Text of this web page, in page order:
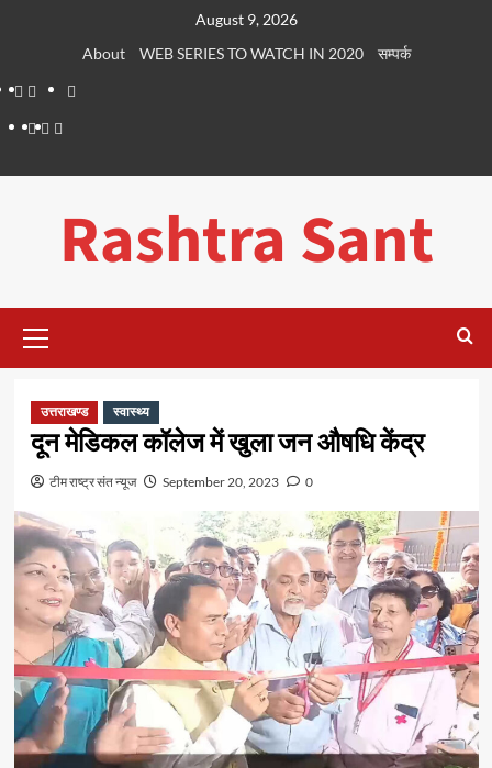
August 9, 2026
About
WEB SERIES TO WATCH IN 2020
सम्पर्क
About
WEB
SERIES
Dehradun
LifePlaces
सम्पर्क
Rashtra Sant
Menu
उत्तराखण्ड स्वास्थ्य
दून मेडिकल कॉलेज में खुला जन औषधि केंद्र
टीम राष्ट्र संत न्यूज September 20, 2023 0